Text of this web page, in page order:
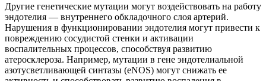
Другие генетические мутации могут воздействовать на работу
эндотелия — внутреннего обкладочного слоя артерий.
Нарушения в функционировании эндотелия могут привести к
повреждению сосудистой стенки и активации
воспалительных процессов, способствуя развитию
атеросклероза. Например, мутации в гене эндотелиальной
азотусветливающей синтазы (eNOS) могут снижать ее